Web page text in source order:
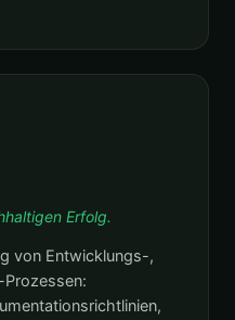
Erfolg.
von Entwicklungs-,